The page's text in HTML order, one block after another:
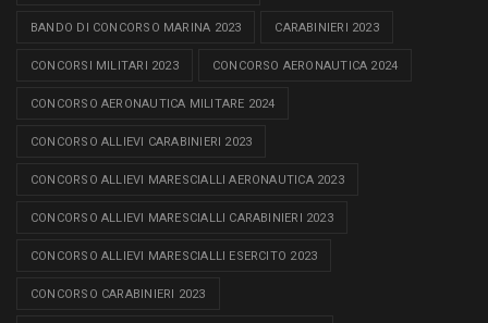
BANDO DI CONCORSO MARINA 2023 CARABINIERI 2023
CONCORSI MILITARI 2023 CONCORSO AERONAUTICA 2024
CONCORSO AERONAUTICA MILITARE 2024
CONCORSO ALLIEVI CARABINIERI 2023
CONCORSO ALLIEVI MARESCIALLI AERONAUTICA 2023
CONCORSO ALLIEVI MARESCIALLI CARABINIERI 2023
CONCORSO ALLIEVI MARESCIALLI ESERCITO 2023
CONCORSO CARABINIERI 2023